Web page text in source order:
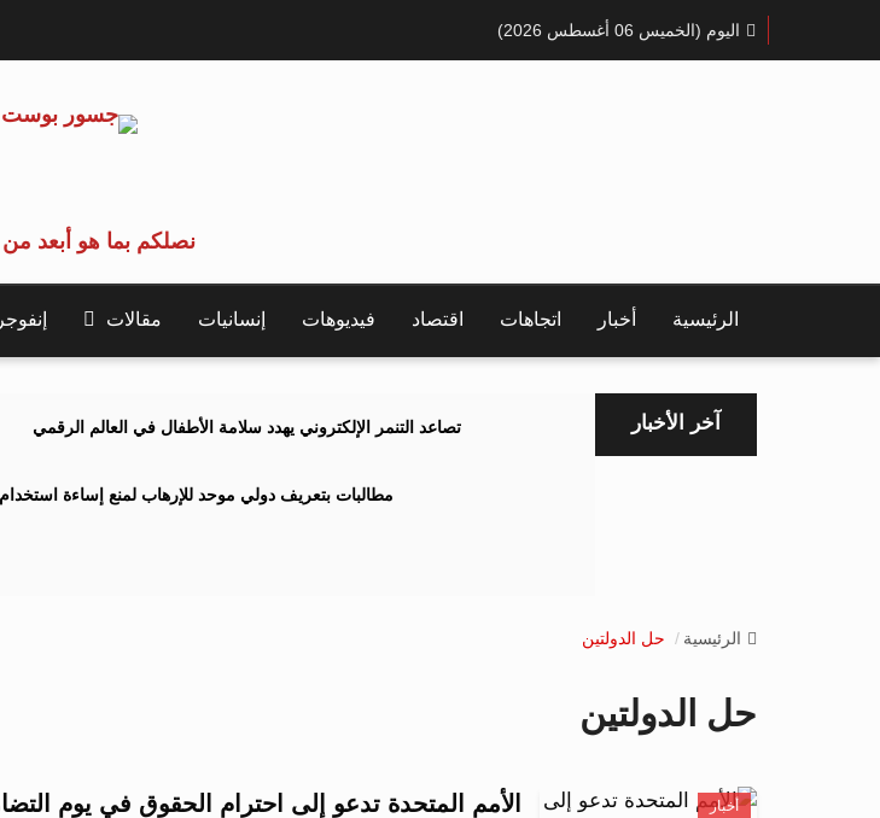
اليوم (الخميس 06 أغسطس 2026)
نصلكم بما هو أبعد
الرئيسية أخبار اتجاهات اقتصاد فيديوهات إنسانيات مقالات
آخر الأخبار تصاعد التنمر الإلكتروني يهدد سلامة الأطفال في العالم الرقمي
مطالبات بتعريف دولي موحد للإرهاب لمنع إساءة استخدام
الرئيسية حل الدولتين
حل الدولتين
أخبار
الأمم المتحدة تدعو إلى احترام الحقوق في يوم